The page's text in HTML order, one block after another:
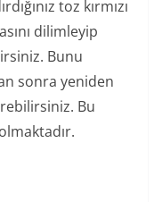
toz kırmızı
dilimleyip
Bunu
sonra yeniden
Bu